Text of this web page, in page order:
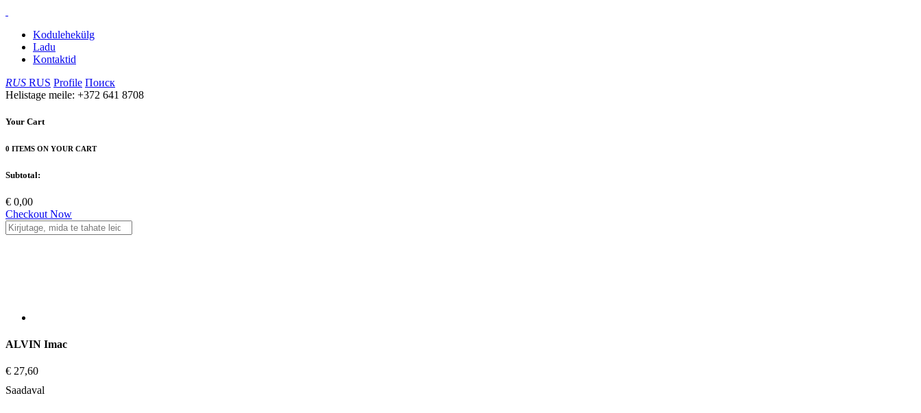
Kodulehekülg
Ladu
Kontaktid
RUS RUS Profile Поиск
Helistage meile: +372 641 8708
Your Cart
0 ITEMS ON YOUR CART
Subtotal:
€ 0,00
Checkout Now
ALVIN Imac
€ 27,60
Saadaval